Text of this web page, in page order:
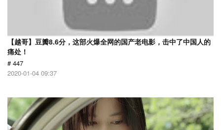
【越哥】豆瓣8.6分，这部火爆全网的国产老电影，击中了中国人的
痛处！
# 447
2020-01-04 09:37